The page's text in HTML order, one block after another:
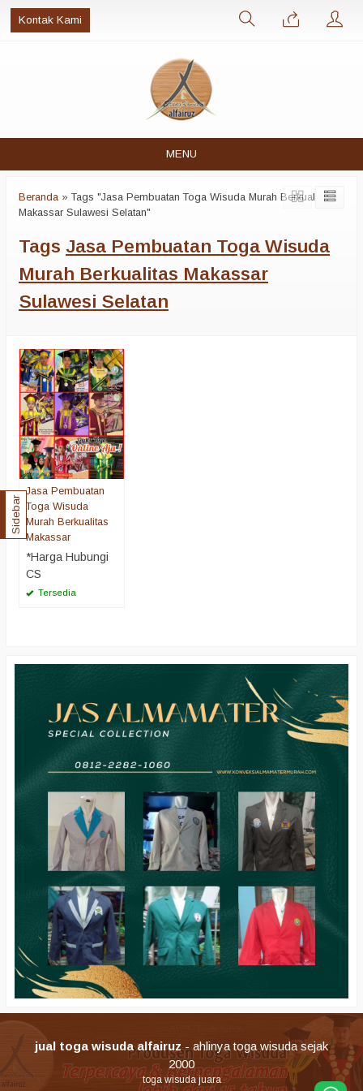
Kontak Kami
MENU
Beranda »Tags "Jasa Pembuatan Toga Wisuda Murah Berkualitas
Makassar Sulawesi Selatan"
Tags Jasa Pembuatan Toga Wisuda
Murah Berkualitas Makassar
Sulawesi Selatan
Jasa Pembuatan
Toga Wisuda
Murah Berkualitas
Makassar
*Harga Hubungi
CS
Tersedia
Sidebar
jual toga wisuda alfairuz- ahlinya toga wisuda sejak
2000
toga wisuda juara